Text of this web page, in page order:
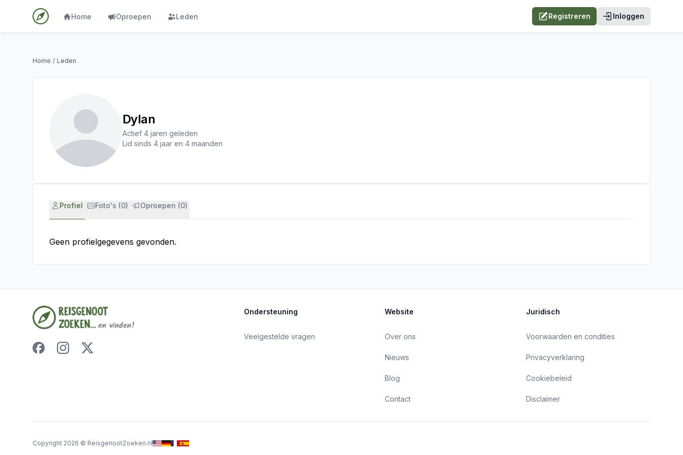
Home Oproepen Leden Registreren Inloggen
Home / Leden
Dylan
Actief 4 jaren geleden
Lid sinds 4 jaar en 4 maanden
Profiel Foto's (0) Oproepen (0)
Geen profielgegevens gevonden.
Ondersteuning
Veelgestelde vragen
Website
Over ons
Nieuws
Blog
Contact
Juridisch
Voorwaarden en condities
Privacyverklaring
Cookiebeleid
Disclaimer
Copyright 2026 © ReisgenootZoeken.nl